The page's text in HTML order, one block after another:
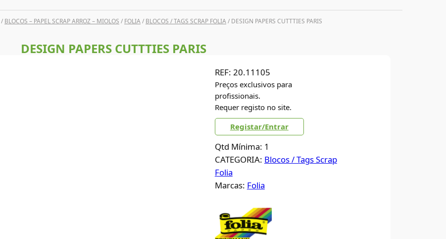
/ BLOCOS – PAPEL SCRAP ARROZ – MIOLOS / FOLIA/ BLOCOS / TAGS SCRAP FOLIA/ DESIGN PAPERS CUTTTIES PARIS
DESIGN PAPERS CUTTTIES PARIS
REF: 20.11105
Preços exclusivos para
profissionais.
Requer registo no site.
Registar/Entrar
Qtd Mínima: 1
CATEGORIA: Blocos / Tags Scrap
Folia
Marcas: Folia